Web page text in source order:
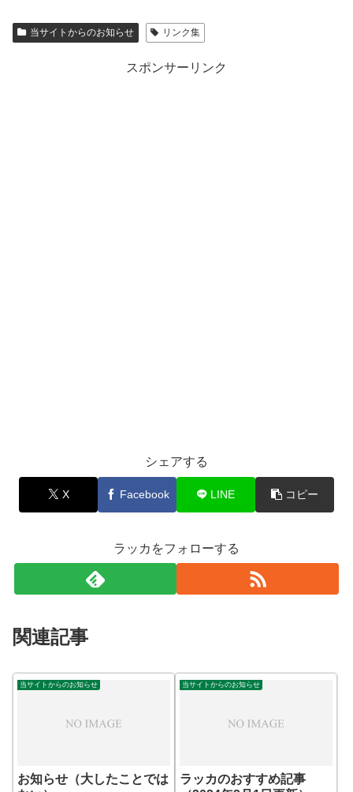
当サイトからのお知らせ リンク集
スポンサーリンク
シェアする
X Facebook LINE コピー
ラッカをフォローする
関連記事
当サイトからのお知らせ
お知らせ（大したことでは
当サイトからのお知らせ
ラッカのおすすめ記事